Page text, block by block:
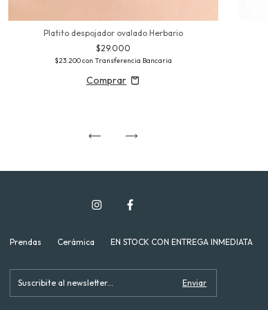
Platito despojador ovalado Herbario
$29.000
$23.200con Transferencia Bancaria
Prendas Cerámica EN STOCK CON ENTREGA INMEDIATA